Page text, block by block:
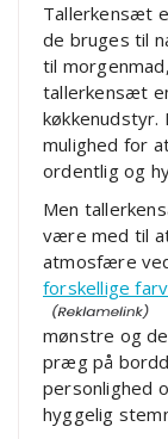
Tallerkensæt
de bruges til
til
tallerkensæt
køkkenudstyr.
mulighed for
ordentlig og
Men
være med til
atmosfære
forskellige
mønstre og
præg på
personlighed
hyggelig